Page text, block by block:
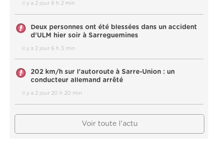
il y a 2 jour 6 h 2 min
Deux personnes ont été blessées dans un accident
d’ULM hier soir à Sarreguemines
il y a 2 jour 6 h 3 min
202 km/h sur l'autoroute à Sarre-Union : un
conducteur allemand arrêté
il y a 2 jour 20 h 20 min
Voir toute l'actu